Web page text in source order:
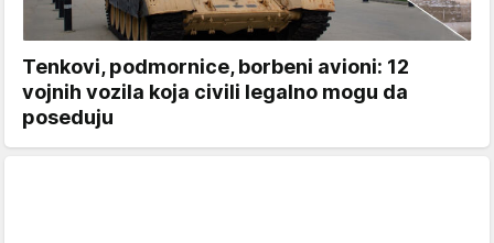
Tenkovi, podmornice, borbeni avioni: 12
vojnih vozila koja civili legalno mogu da
poseduju